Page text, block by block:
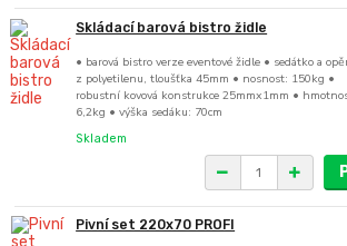
Skládací barová bistro židle
• barová bistro verze eventové židle • sedátko a
z polyetilenu, tloušťka 45mm • nosnost: 150kg •
robustní kovová konstrukce 25mmx1mm •
6,2kg • výška sedáku: 70cm
Skladem
Pivní set 220x70 PROFI